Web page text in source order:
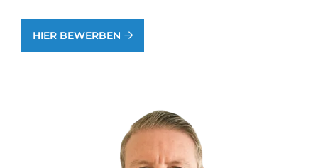
HIER BEWERBEN